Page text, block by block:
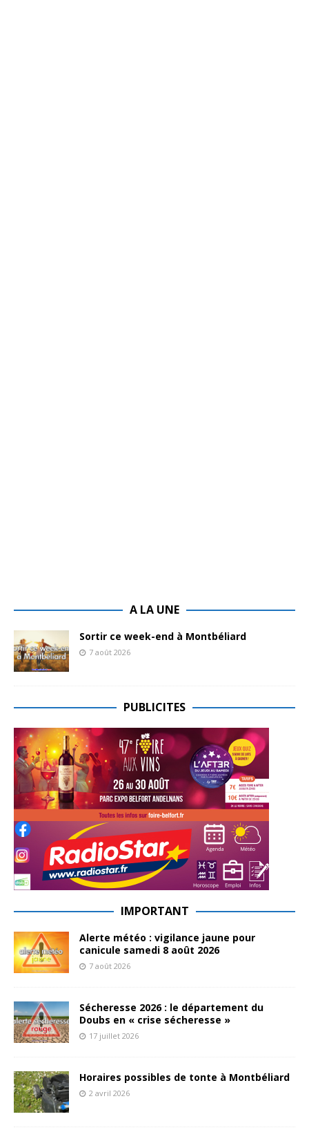
A LA UNE
Sortir ce week-end à Montbéliard
7 août 2026
PUBLICITES
IMPORTANT
Alerte météo : vigilance jaune pour
canicule samedi 8 août 2026
7 août 2026
Sécheresse 2026 : le département du
Doubs en « crise sécheresse »
17 juillet 2026
Horaires possibles de tonte à Montbéliard
2 avril 2026